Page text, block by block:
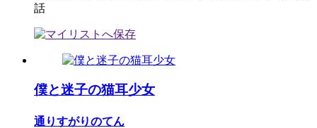
話
僕と迷子の猫耳少女
通りすがりのてん